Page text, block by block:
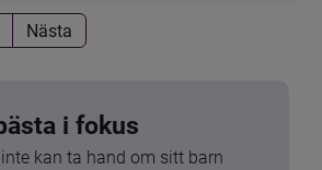
Nästa
i fokus
kan ta hand om sitt barn